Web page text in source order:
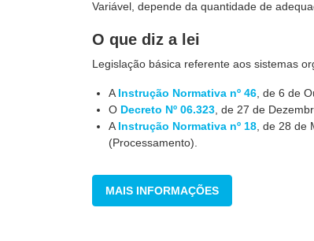
Variável, depende da quantidade de
O que diz a lei
Legislação básica referente aos sistemas
A Instrução Normativa nº 46 , de 6 de
O Decreto Nº 06.323 , de 27 de
A Instrução Normativa nº 18 , de 28
(Processamento).
MAIS INFORMAÇÕES